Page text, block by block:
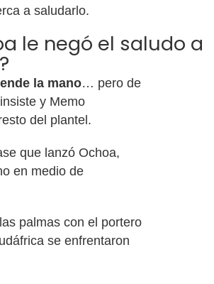
a saludarlo.
le negó el saludo a
la mano… pero de
y Memo
del plantel.
que lanzó Ochoa,
en medio de
palmas con el portero
se enfrentaron